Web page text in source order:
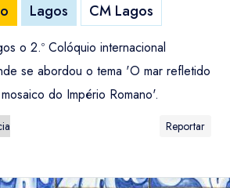
Lagos CM Lagos
o 2.º Colóquio internacional
se abordou o tema 'O mar refletido
do Império Romano'.
Reportar